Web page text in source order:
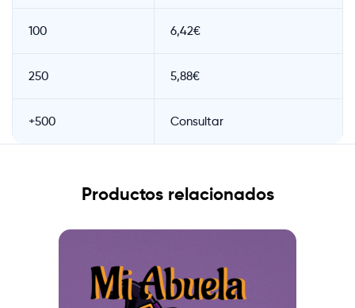
100 6,42€
250 5,88€
+500 Consultar
Productos relacionados